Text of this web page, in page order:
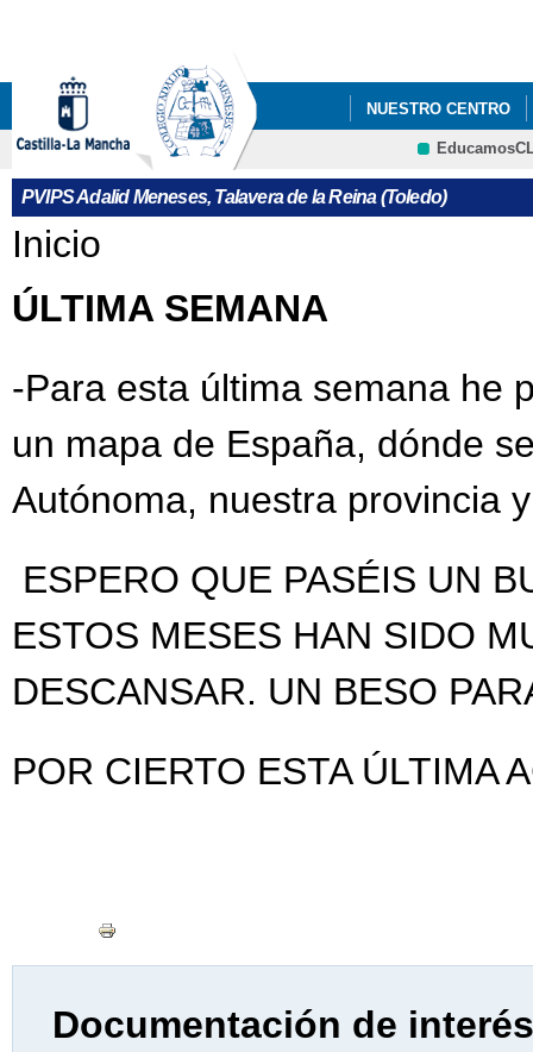
NUESTRO CENTRO
EDUCAMOS CLM
PVIPS Adalid Meneses, Talavera de la Reina (Toledo)
Se encuentra usted aquí
Inicio
ÚLTIMA SEMANA
-Para esta última semana he
un mapa de España, dónde
Autónoma, nuestra provincia
ESPERO QUE PASÉIS UN
ESTOS MESES HAN SIDO
DESCANSAR. UN BESO
POR CIERTO ESTA ÚLTIMA
Documentación de